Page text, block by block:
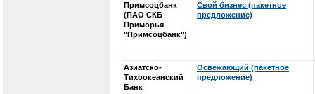
Примсоцбанк
(ПАО СКБ
Приморья
"Примсоцбанк")
Свой бизнес (пакетное
предложение)
Азиатско-
Тихоокеанский
Банк
Освежающий (пакетное
предложение)